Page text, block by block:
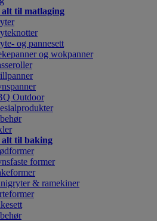
alt til matlaging
og pannesett
og wokpanner
Outdoor
alt til baking
former
& ramekiner